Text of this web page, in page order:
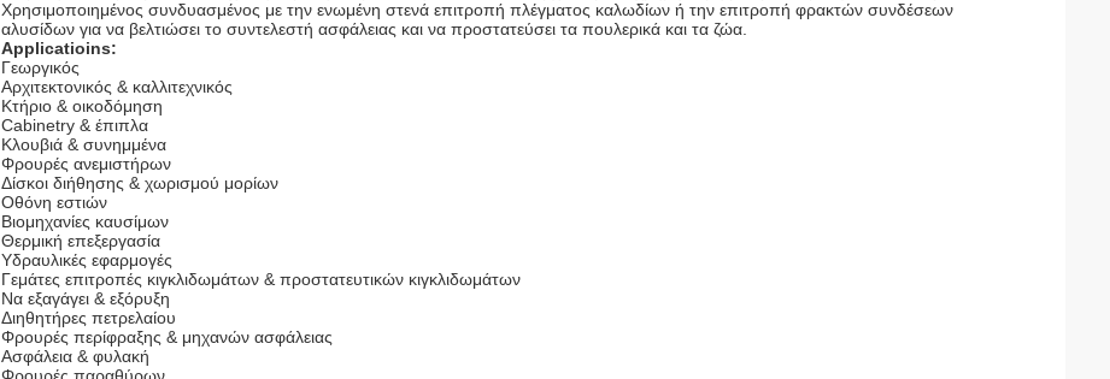
Χρησιμοποιημένος συνδυασμένος με την ενωμένη στενά επιτροπή πλέγματος καλωδίων ή την επιτροπή φρακτών συνδέσεων
αλυσίδων για να βελτιώσει το συντελεστή ασφάλειας και να προστατεύσει τα πουλερικά και τα ζώα.
Applicatioins:
Γεωργικός
Αρχιτεκτονικός & καλλιτεχνικός
Κτήριο & οικοδόμηση
Cabinetry & έπιπλα
Κλουβιά & συνημμένα
Φρουρές ανεμιστήρων
Δίσκοι διήθησης & χωρισμού μορίων
Οθόνη εστιών
Βιομηχανίες καυσίμων
Θερμική επεξεργασία
Υδραυλικές εφαρμογές
Γεμάτες επιτροπές κιγκλιδωμάτων & προστατευτικών κιγκλιδωμάτων
Να εξαγάγει & εξόρυξη
Διηθητήρες πετρελαίου
Φρουρές περίφραξης & μηχανών ασφάλειας
Ασφάλεια & φυλακή